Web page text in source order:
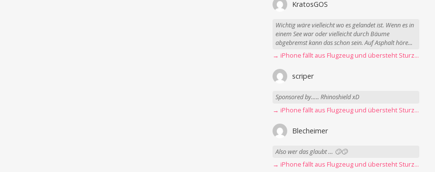
KratosGOS
Wichtig wäre vielleicht wo es gelandet ist. Wenn es in
einem See war oder vielleicht durch Bäume
abgebremst kann das schon sein. Auf Asphalt höre...
→ iPhone fällt aus Flugzeug und übersteht Sturz unbeschadet
scriper
Sponsored by….. Rhinoshield xD
→ iPhone fällt aus Flugzeug und übersteht Sturz unbeschadet
Blecheimer
Also wer das glaubt … 🙄🙄
→ iPhone fällt aus Flugzeug und übersteht Sturz unbeschadet